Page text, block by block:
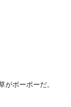
ボーボーだ。